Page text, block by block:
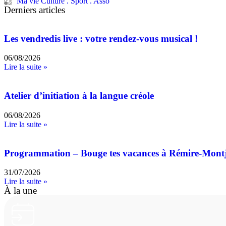
Derniers articles
Les vendredis live : votre rendez-vous musical !
06/08/2026
Lire la suite »
Atelier d’initiation à la langue créole
06/08/2026
Lire la suite »
Programmation – Bouge tes vacances à Rémire-
31/07/2026
Lire la suite »
À la une